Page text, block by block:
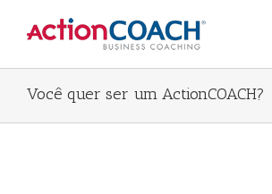
Você quer ser um ActionCOACH?